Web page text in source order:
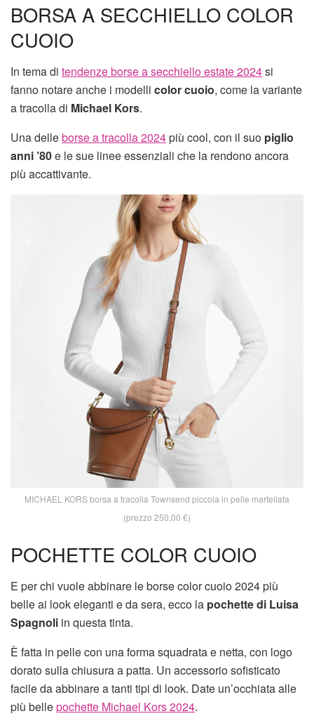
BORSA A SECCHIELLO COLOR
CUOIO
In tema di tendenze borse a secchiello estate 2024si
fanno notare anche i modelli color cuoio, come la variante
a tracolla di Michael Kors.
Una delleborse a tracolla 2024più cool, con il suo piglio
anni ’80e le sue linee essenziali che la rendono ancora
più accattivante.
MICHAEL KORS borsa a tracolla Townsend piccola in pelle martellata
(prezzo 250,00 €)
POCHETTE COLOR CUOIO
E per chi vuole abbinare le borse color cuoio 2024 più
belle ai look eleganti e da sera, ecco la pochette di Luisa
Spagnoli in questa tinta.
È fatta in pelle con una forma squadrata e netta, con logo
dorato sulla chiusura a patta. Un accessorio sofisticato
facile da abbinare a tanti tipi di look. Date un’occhiata alle
più bellepochette Michael Kors 2024.